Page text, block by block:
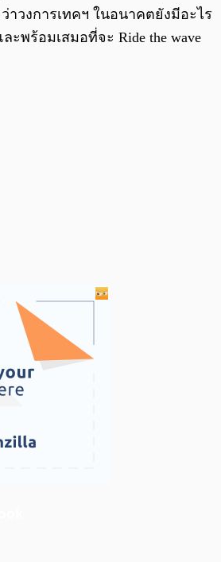
าวงการเทคฯ ในอนาคตยังมีอะไร
ะพร้อมเสมอที่จะ Ride the wave